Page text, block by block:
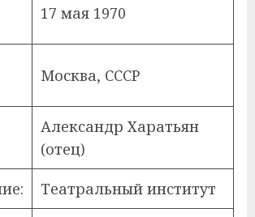
17 мая 1970
Москва, СССР
Александр Харатьян
(отец)
Театральный институт